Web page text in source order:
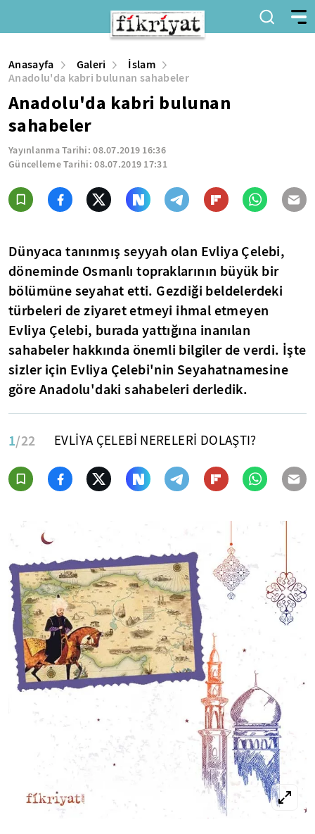
Anasayfa Galeri
İslam
Anadolu'da kabri bulunan sahabeler
Anadolu'da kabri bulunan
sahabeler
Yayınlanma Tarihi:08.07.2019 16:36
Güncelleme Tarihi:08.07.2019 17:31
Dünyaca tanınmış seyyah olan Evliya Çelebi,
döneminde Osmanlı topraklarının büyük bir
bölümüne seyahat etti. Gezdiği beldelerdeki
türbeleri de ziyaret etmeyi ihmal etmeyen
Evliya Çelebi, burada yattığına inanılan
sahabeler hakkında önemli bilgiler de verdi. İşte
sizler için Evliya Çelebi'nin Seyahatnamesine
göre Anadolu'daki sahabeleri derledik.
1/22 EVLİYA ÇELEBİ NERELERİ DOLAŞTI?